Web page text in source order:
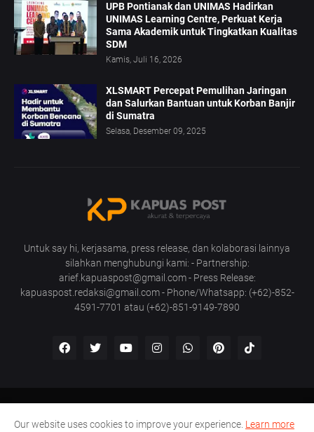
UPB Pontianak dan UNIMAS Hadirkan
UNIMAS Learning Centre, Perkuat Kerja
Sama Akademik untuk Tingkatkan Kualitas
SDM
Kamis, Juli 16, 2026
XLSMART Percepat Pemulihan Jaringan
dan Salurkan Bantuan untuk Korban Banjir
di Sumatra
Selasa, Desember 09, 2025
Untuk say hi, kerjasama, press release, dan kolaborasi lainnya
silahkan menghubungi kami: - Partnership:
arief.kapuaspost@gmail.com - Press Release:
kapuaspost.redaksi@gmail.com - Phone/Whatsapp: (+62)-852-
4591-7701 atau (+62)-851-9149-7890
Our website uses cookies to improve your experience. Learn more